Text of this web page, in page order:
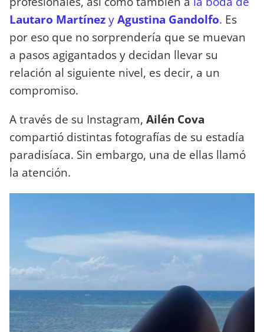
Lautaro MartínezyAgustina Gandolfo. Es
por eso que no sorprendería que se muevan
a pasos agigantados y decidan llevar su
relación al siguiente nivel, es decir, a un
compromiso.
A través de su Instagram, Ailén Cova
compartió distintas fotografías de su estadía
paradisíaca. Sin embargo, una de ellas llamó
la atención.